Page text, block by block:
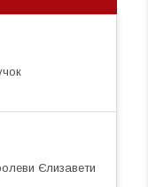
Єлизавети